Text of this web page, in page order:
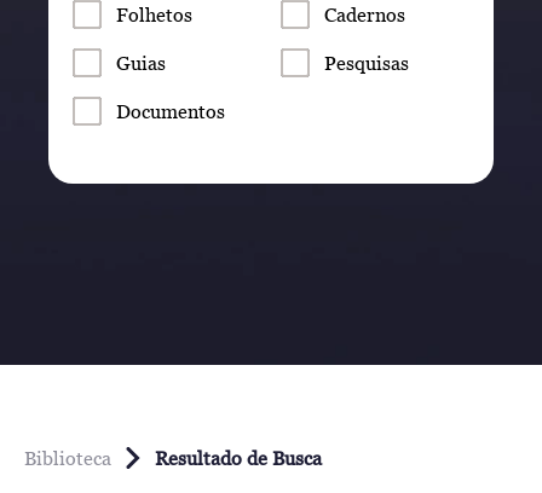
Folhetos Cadernos
Guias Pesquisas
Documentos
Biblioteca Resultado de Busca